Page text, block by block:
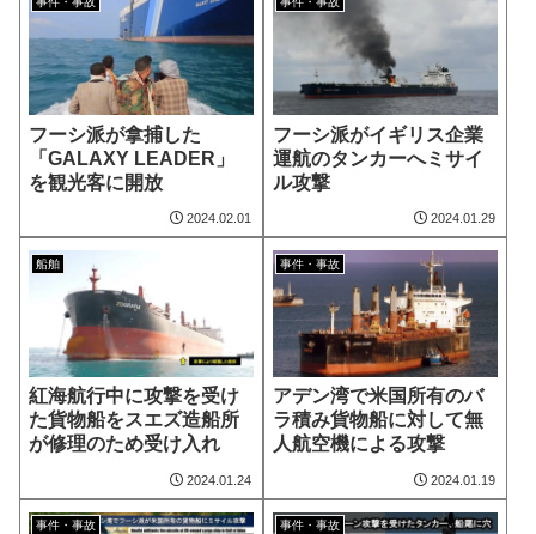
フーシ派が拿捕した
「GALAXY LEADER」
を観光客に開放
2024.02.01
フーシ派がイギリス企業
運航のタンカーへミサイ
ル攻撃
2024.01.29
船舶
紅海航行中に攻撃を受け
た貨物船をスエズ造船所
が修理のため受け入れ
2024.01.24
事件・事故
アデン湾で米国所有のバ
ラ積み貨物船に対して無
人航空機による攻撃
2024.01.19
事件・事故 事件・事故